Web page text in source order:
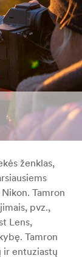
ženklas,
Tamron
pvz.,
Lens,
Tamron
ir entuziastų